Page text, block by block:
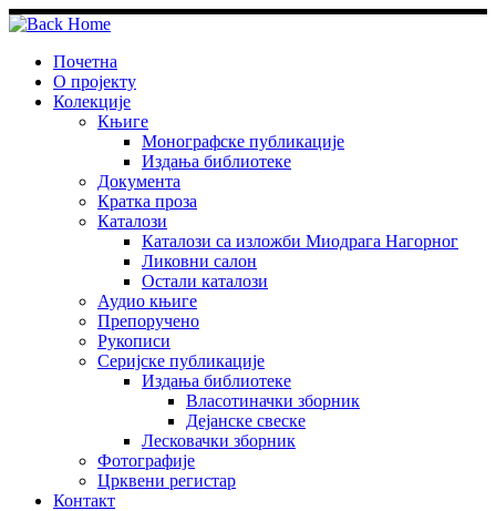
Skip
to
contentПочетна
О пројекту
Колекције
Књиге
Монографске публикације
Издања библиотеке
Документа
Кратка проза
Каталози
Каталози са изложби Миодрага Нагорног
Ликовни салон
Остали каталози
Аудио књиге
Препоручено
Рукописи
Серијске публикације
Издања библиотеке
Власотиначки зборник
Дејанске свеске
Лесковачки зборник
Фотографије
Црквени регистар
Контакт